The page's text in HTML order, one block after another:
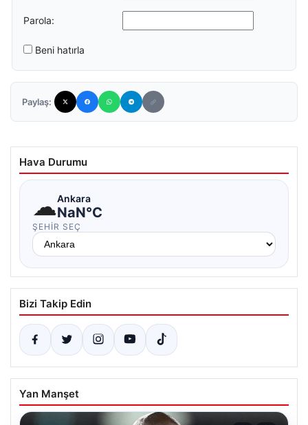
Parola:
Beni hatırla
Paylaş:
Hava Durumu
☁Ankara
NaN°C
ŞEHIR SEÇ
Bizi Takip Edin
Yan Manşet